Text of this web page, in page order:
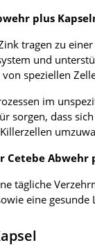
plus
tragen zu
und
speziellen
im
sorgen, dass
Abwehr
tägliche
eine gesunde